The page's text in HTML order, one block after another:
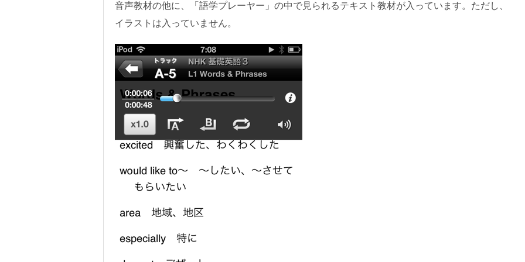
音声教材の他に、「語学プレーヤー」の中で見られるテキスト教材が入っています。ただし、
イラストは入っていません。